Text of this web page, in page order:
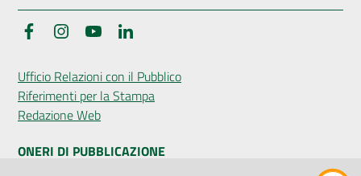
FacebookInstagramYouTube
Ufficio Relazioni con il Pubblico
Riferimenti per la Stampa
Redazione Web
ONERI DI PUBBLICAZIONE